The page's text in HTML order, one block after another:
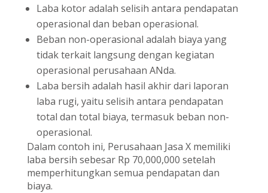
Laba kotor adalah selisih antara pendapatan
operasional dan beban operasional.
Beban non-operasional adalah biaya yang
tidak terkait langsung dengan kegiatan
operasional perusahaan ANda.
Laba bersih adalah hasil akhir dari laporan
laba rugi, yaitu selisih antara pendapatan
total dan total biaya, termasuk beban non-
operasional.
Dalam contoh ini, Perusahaan Jasa X memiliki
laba bersih sebesar Rp 70,000,000 setelah
memperhitungkan semua pendapatan dan
biaya.